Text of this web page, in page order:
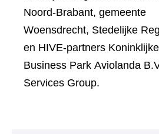
Noord-Brabant, gemeente
Woensdrecht, Stedelijke
en HIVE-partners
Business Park Aviolanda
Services Group.